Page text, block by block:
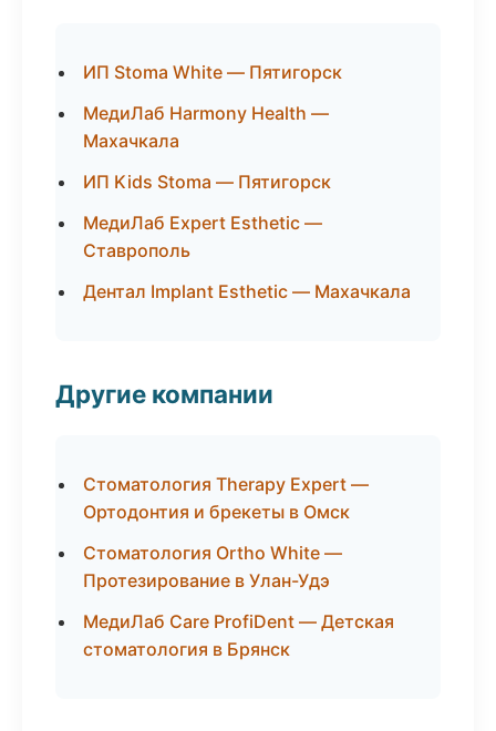
ИП Stoma White — Пятигорск
МедиЛаб Harmony Health —
Махачкала
ИП Kids Stoma — Пятигорск
МедиЛаб Expert Esthetic —
Ставрополь
Дентал Implant Esthetic — Махачкала
Другие компании
Стоматология Therapy Expert —
Ортодонтия и брекеты в Омск
Стоматология Ortho White —
Протезирование в Улан-Удэ
МедиЛаб Care ProfiDent — Детская
стоматология в Брянск